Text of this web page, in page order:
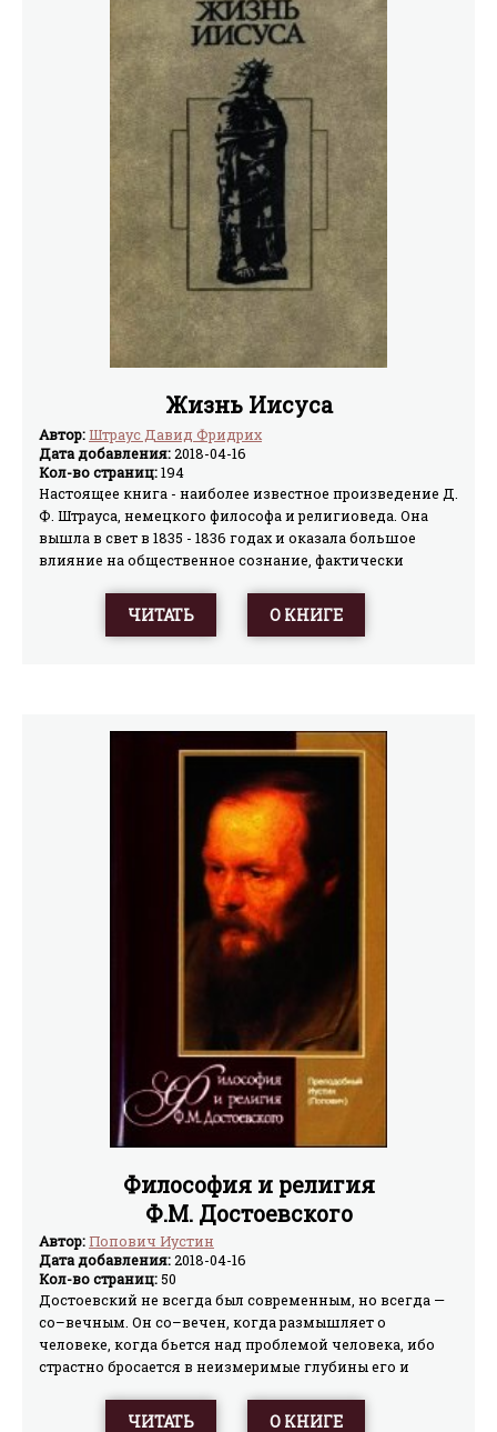
Жизнь Иисуса
Автор:Штраус Давид Фридрих
Дата добавления:2018-04-16
Кол-во страниц:194
Настоящее книга - наиболее известное произведение Д.
Ф. Штрауса, немецкого философа и религиоведа. Она
вышла в свет в 1835 - 1836 годах и оказала большое
влияние на общественное сознание, фактически
переводилась в 1907 году и давно стала
биографической редкостью.
ЧИТАТЬ О КНИГЕ
Философия и религия
Ф.М. Достоевского
Автор:Попович Иустин
Дата добавления:2018-04-16
Кол-во страниц: 50
Достоевский не всегда был современным, но всегда —
со–вечным. Он со–вечен, когда размышляет о
человеке, когда бьется над проблемой человека, ибо
страстно бросается в неизмеримые глубины его и
он со–вечен, когда решает проблему зла и добра, ибо не
ЧИТАТЬ О КНИГЕ